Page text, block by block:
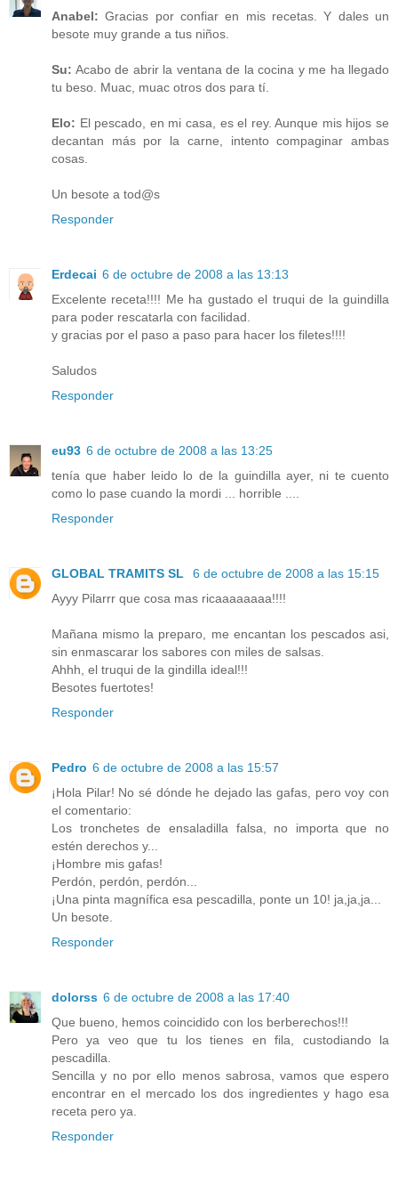
Anabel: Gracias por confiar en mis recetas. Y dales un
besote muy grande a tus niños.
Su: Acabo de abrir la ventana de la cocina y me ha llegado
tu beso. Muac, muac otros dos para tí.
Elo: El pescado, en mi casa, es el rey. Aunque mis hijos se
decantan más por la carne, intento compaginar ambas
cosas.
Un besote a tod@s
Responder
Erdecai 6 de octubre de 2008 a las 13:13
Excelente receta!!!! Me ha gustado el truqui de la guindilla
para poder rescatarla con facilidad.
y gracias por el paso a paso para hacer los filetes!!!!
Saludos
Responder
eu93 6 de octubre de 2008 a las 13:25
tenía que haber leido lo de la guindilla ayer, ni te cuento
como lo pase cuando la mordi ... horrible ....
Responder
GLOBAL TRAMITS SL
6 de octubre de 2008 a las 15:15
Ayyy Pilarrr que cosa mas ricaaaaaaaa!!!!
Mañana mismo la preparo, me encantan los pescados asi,
sin enmascarar los sabores con miles de salsas.
Ahhh, el truqui de la gindilla ideal!!!
Besotes fuertotes!
Responder
Pedro 6 de octubre de 2008 a las 15:57
¡Hola Pilar! No sé dónde he dejado las gafas, pero voy con
el comentario:
Los tronchetes de ensaladilla falsa, no importa que no
estén derechos y...
¡Hombre mis gafas!
Perdón, perdón, perdón...
¡Una pinta magnífica esa pescadilla, ponte un 10! ja,ja,ja...
Un besote.
Responder
dolorss 6 de octubre de 2008 a las 17:40
Que bueno, hemos coincidido con los berberechos!!!
Pero ya veo que tu los tienes en fila, custodiando la
pescadilla.
Sencilla y no por ello menos sabrosa, vamos que espero
encontrar en el mercado los dos ingredientes y hago esa
receta pero ya.
Responder